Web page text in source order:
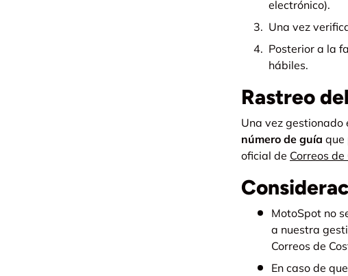
electrónico).
Una vez
Posterior a la
hábiles.
Rastreo
Una vez gestionado
número de guía que
oficial de Correos
MotoSpot no
a nuestra
Correos de
En caso de